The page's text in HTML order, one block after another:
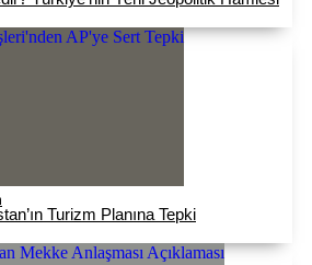
Turizm Planına Tepki